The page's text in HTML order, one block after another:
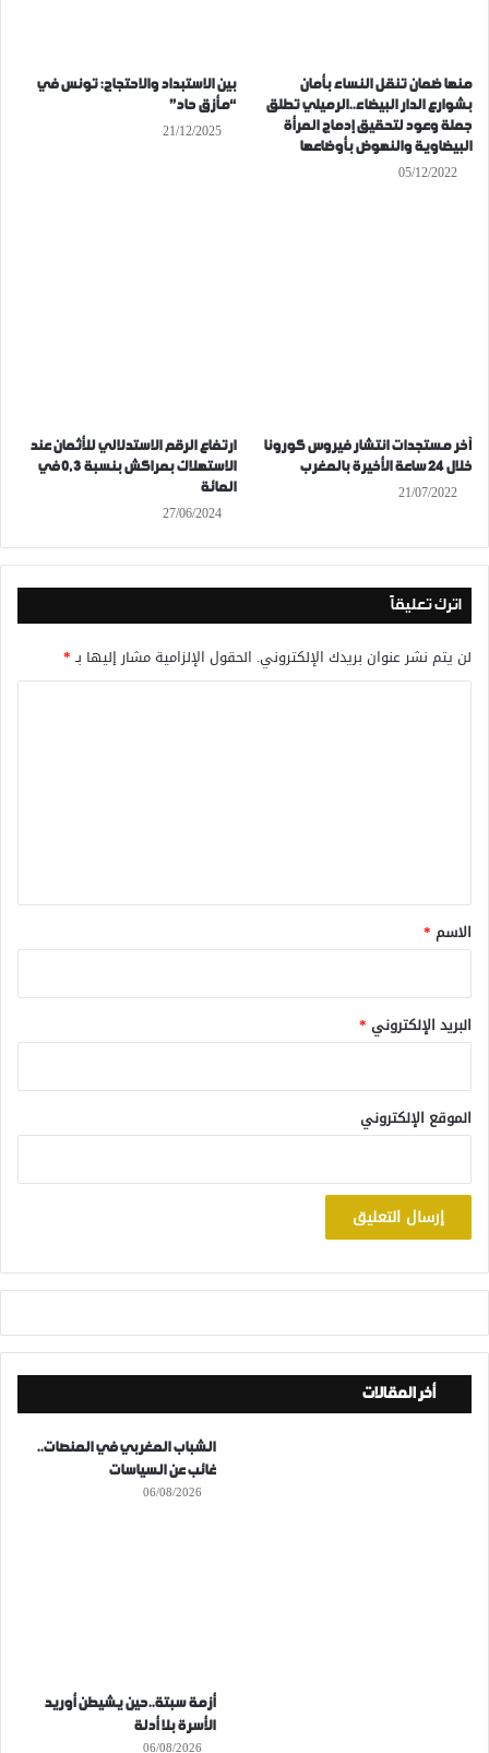
منها ضمان تنقل النساء بأمان
بشوارع الدار البيضاء..الرميلي تطلق
جملة وعود لتحقيق إدماج المرأة
البيضاوية والنهوض بأوضاعها
05/12/2022
بين الاستبداد والاحتجاج: تونس في
“مأزق حاد”
21/12/2025
آخر مستجدات انتشار فيروس كورونا
خلال 24 ساعة الأخيرة بالمغرب
21/07/2022
ارتفاع الرقم الاستدلالي للأثمان عند
الاستهلاك بمراكش بنسبة 0,3 في
المائة
27/06/2024
اترك تعليقاً
لن يتم نشر عنوان بريدك الإلكتروني. الحقول الإلزامية مشار إليها بـ*
*
الاسم *
البريد الإلكتروني *
الموقع الإلكتروني
أخر المقالات
الشباب المغربي في المنصات..
غائب عن السياسات
06/08/2026
أزمة سبتة..حين يشيطن أوريد
الأسرة بلا أدلة
06/08/2026